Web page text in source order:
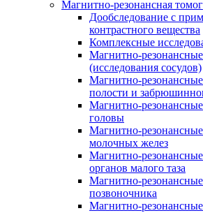
Магнитно-резонансная
Дообследование с
контрастного вещества
Комплексные
Магнитно-
(исследования сосудов)
Магнитно-
полости и
Магнитно-
головы
Магнитно-
молочных желез
Магнитно-
органов малого таза
Магнитно-
позвоночника
Магнитно-